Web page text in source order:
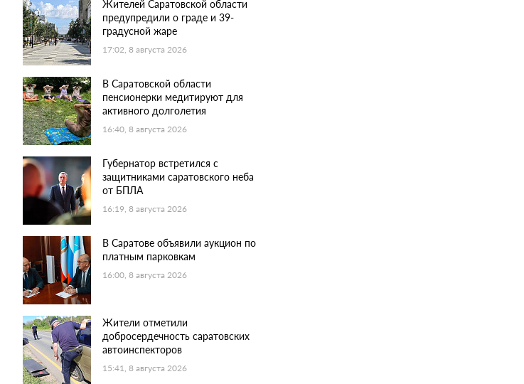
Жителей Саратовской области
предупредили о граде и 39-
градусной жаре
17:02, 8 августа 2026
В Саратовской области
пенсионерки медитируют для
активного долголетия
16:40, 8 августа 2026
Губернатор встретился с
защитниками саратовского неба
от БПЛА
16:19, 8 августа 2026
В Саратове объявили аукцион по
платным парковкам
16:00, 8 августа 2026
Жители отметили
добросердечность саратовских
автоинспекторов
15:41, 8 августа 2026